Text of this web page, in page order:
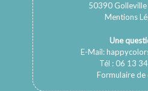
50390 Golleville
Mentions
Une
E-Mail:
Tél : 06 13
Formulaire de